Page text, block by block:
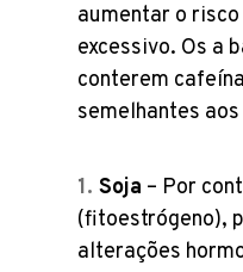
aumentar o
excessivo. Os a
conterem
semelhantes
Soja – Por
(fitoestrógeno),
alterações